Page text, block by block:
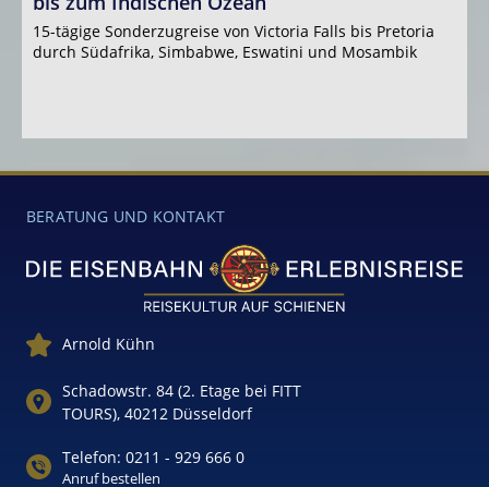
15-tägige Sonderzugreise von Victoria Falls bis Pretoria
durch Südafrika, Simbabwe, Eswatini und Mosambik
BERATUNG UND KONTAKT
Arnold Kühn
Schadowstr. 84 (2. Etage bei FITT
TOURS), 40212 Düsseldorf
Telefon: 0211 - 929 666 0
Anruf bestellen